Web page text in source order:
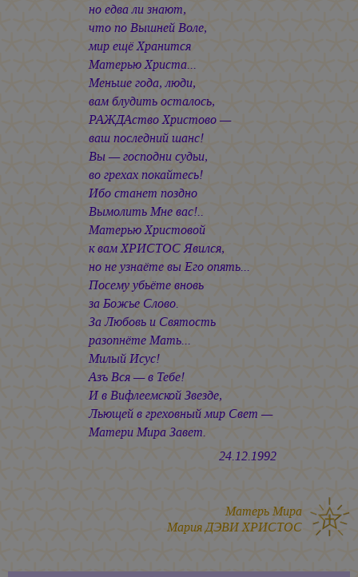
но едва ли знают,
что по Вышней Воле,
мир ещё Хранится
Матерью Христа...
Меньше года, люди,
вам блудить осталось,
РАЖДАство Христово —
ваш последний шанс!
Вы — господни судьи,
во грехах покайтесь!
Ибо станет поздно
Вымолить Мне вас!..
Матерью Христовой
к вам ХРИСТОС Явился,
но не узнаёте вы Его опять...
Посему убьёте вновь
за Божье Слово.
За Любовь и Святость
разопнёте Мать...
Милый Исус!
Азъ Вся — в Тебе!
И в Вифлеемской Звезде,
Льющей в греховный мир Свет —
Матери Мира Завет.
24.12.1992
Матерь Мира
Мария ДЭВИ ХРИСТОС